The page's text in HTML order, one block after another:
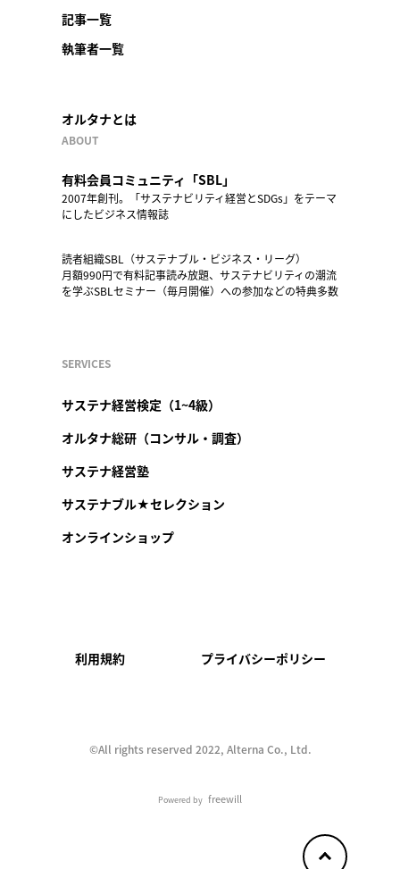
記事一覧
執筆者一覧
オルタナとは
ABOUT
有料会員コミュニティ「SBL」
2007年創刊。「サステナビリティ経営とSDGs」をテーマ
にしたビジネス情報誌
読者組織SBL（サステナブル・ビジネス・リーグ）
月額990円で有料記事読み放題、サステナビリティの潮流
を学ぶSBLセミナー（毎月開催）への参加などの特典多数
SERVICES
サステナ経営検定（1~4級）
オルタナ総研（コンサル・調査）
サステナ経営塾
サステナブル★セレクション
オンラインショップ
利用規約 プライバシーポリシー
©︎All rights reserved 2022, Alterna Co., Ltd.
Powered by freewill